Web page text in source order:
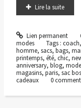
Lire la suite
Lien permanent
modes
Tags :coach
homme, sacs, bags,
printemps, été, chic,
anniversary, blog, mode
magasins, paris, sac
cadeaux
0